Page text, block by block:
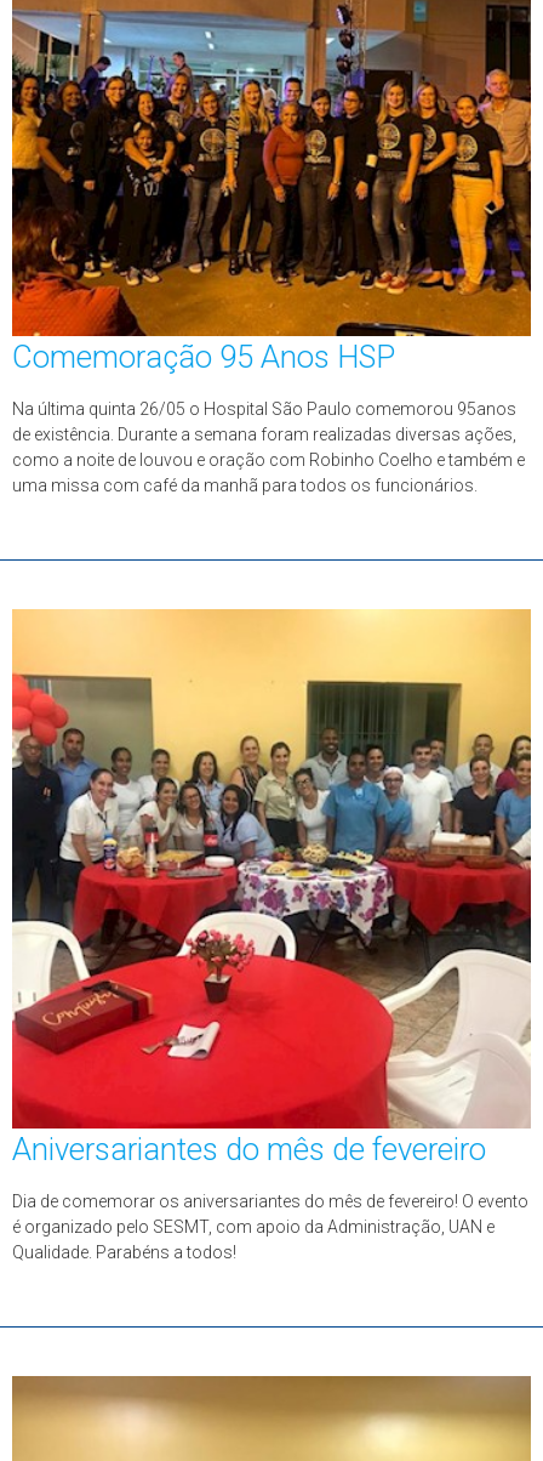
Comemoração 95 Anos HSP
Na última quinta 26/05 o Hospital São Paulo comemorou 95anos
de existência. Durante a semana foram realizadas diversas ações,
como a noite de louvou e oração com Robinho Coelho e também e
uma missa com café da manhã para todos os funcionários.
Aniversariantes do mês de fevereiro
Dia de comemorar os aniversariantes do mês de fevereiro! O evento
é organizado pelo SESMT, com apoio da Administração, UAN e
Qualidade. Parabéns a todos!